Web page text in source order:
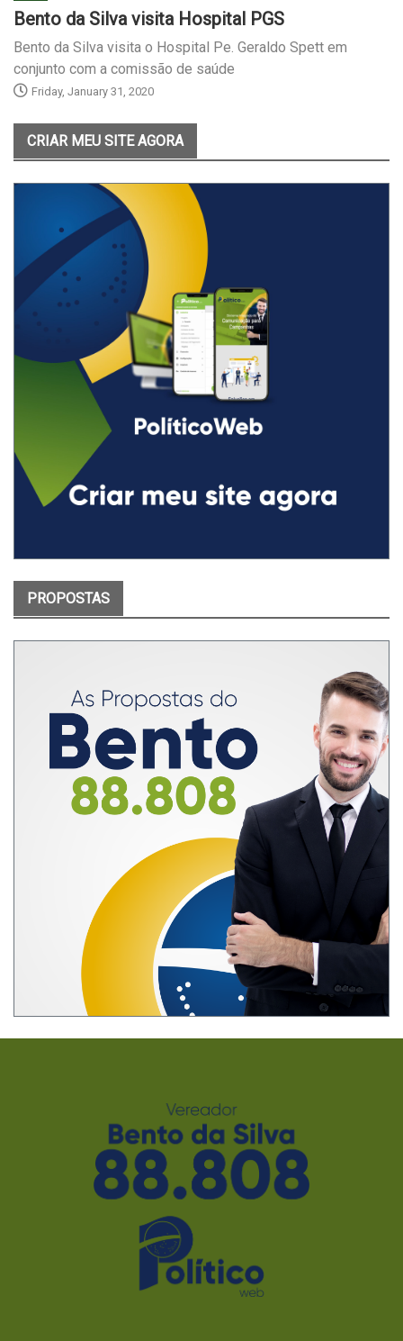
Bento da Silva visita Hospital PGS
Bento da Silva visita o Hospital Pe. Geraldo Spett em
conjunto com a comissão de saúde
Friday, January 31, 2020
CRIAR MEU SITE AGORA
PROPOSTAS